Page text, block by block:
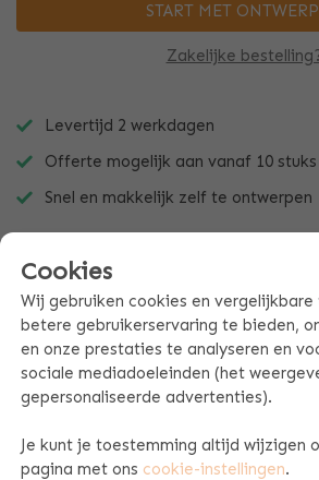
Zakelijke
START MET
Levertijd 2 werkdagen
Offerte mogelijk aan vanaf 10 stuks
Snel en makkelijk zelf te ontwerpen
PRODUCT SPECIFICATIES
Cookies
Wij gebruiken cookies en vergelijkbare
betere gebruikerservaring te bieden,
en onze prestaties te analyseren en
sociale mediadoeleinden (het
gepersonaliseerde advertenties).
Je kunt je toestemming altijd wijzigen
pagina met ons cookie-instellingen.